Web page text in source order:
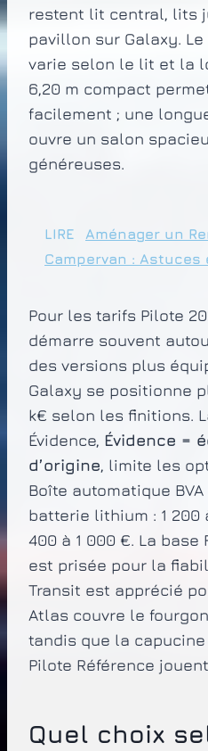
restent lit central, lits
pavillon sur Galaxy.
varie selon le lit et la
6,20 m compact
facilement ; une
ouvre un salon
généreuses.
LIRE
Aménager un
Campervan :
Pour les tarifs Pilote
démarre souvent
des versions plus
Galaxy se positionne
k€ selon les finitions.
Évidence, Évidence =
d’origine, limite les
Boîte automatique
batterie lithium : 1 200
400 à 1 000 €. La base
est prisée pour la
Transit est apprécié
Atlas couvre le
tandis que la
Pilote Référence
Quel choix